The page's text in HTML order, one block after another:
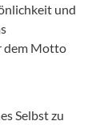
und
dem Motto
Selbst zu